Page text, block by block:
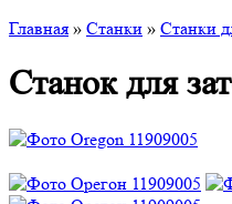
Главная » Станки » Cтанки
Станок для